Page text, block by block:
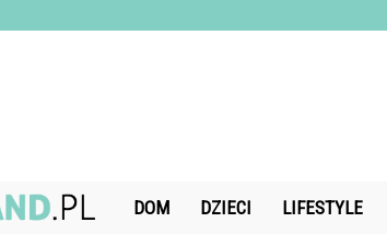
DiamondChand.pl
DOM DZIECI LIFESTYLE